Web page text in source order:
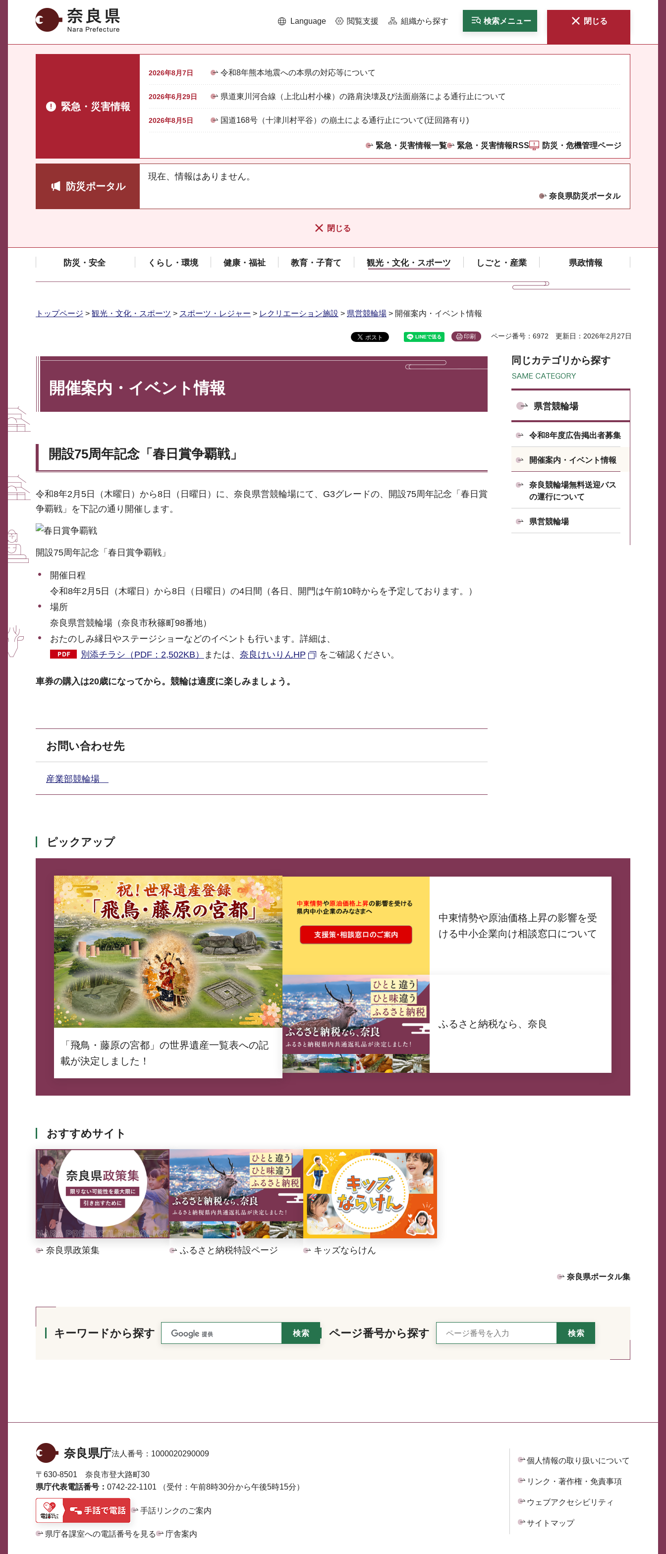
奈良県 Language 閲覧支援 組織から探す 検索メニュー 閉じる
緊急・災害情報
2026年8月7日 令和8年熊本地震への本県の対応等について
2026年6月29日 県道東川河合線（上北山村小橡）の路肩決壊及び法面崩落による通行止について
2026年8月5日 国道168号（十津川村平谷）の崩土による通行止について(迂回路有り)
緊急・災害情報一覧 緊急・災害情報RSS 防災・危機管理ページ
防災ポータル
現在、情報はありません。
奈良県防災ポータル
閉じる
防災・安全 くらし・環境 健康・福祉 教育・子育て 観光・文化・スポーツ しごと・産業 県政情報
トップページ > 観光・文化・スポーツ > スポーツ・レジャー > レクリエーション施設 > 県営競輪場 > 開催案内・イベント情報
印刷 ページ番号：6972 更新日：2026年2月27日
開催案内・イベント情報
開設75周年記念「春日賞争覇戦」
令和8年2月5日（木曜日）から8日（日曜日）に、奈良県営競輪場にて、G3グレードの、開設75周年記念「春日賞
争覇戦」を下記の通り開催します。
開設75周年記念「春日賞争覇戦」
開催日程
令和8年2月5日（木曜日）から8日（日曜日）の4日間（各日、開門は午前10時からを予定しております。）
場所
奈良県営競輪場（奈良市秋篠町98番地）
おたのしみ縁日やステージショーなどのイベントも行います。詳細は、
別添チラシ（PDF：2,502KB）
または、 奈良けいりんHP をご確認ください。
車券の購入は20歳になってから。競輪は適度に楽しみましょう。
お問い合わせ先
産業部競輪場
同じカテゴリから探す
県営競輪場
令和8年度広告掲出者募集
開催案内・イベント情報
奈良競輪場無料送迎バス
の運行について
県営競輪場
ピックアップ
「飛鳥・藤原の宮都」の世界遺産一覧表への記
載が決定しました！
中東情勢や原油価格上昇の影響を受
ける中小企業向け相談窓口について
ふるさと納税なら、奈良
おすすめサイト
奈良県政策集 ふるさと納税特設ページ キッズならけん
奈良県ポータル集
キーワードから探す ページ番号から探す
奈良県庁法人番号： 1000020290009
〒630-8501 奈良市登大路町30
県庁代表電話番号： 0742-22-1101 （受付：午前8時30分から午後5時15分）
手話リンクのご案内
県庁各課室への電話番号を見る 庁舎案内
個人情報の取り扱いについて
リンク・著作権・免責事項
ウェブアクセシビリティ
サイトマップ